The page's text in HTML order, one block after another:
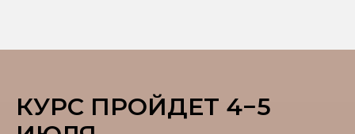
КУРС ПРОЙДЕТ 4−5